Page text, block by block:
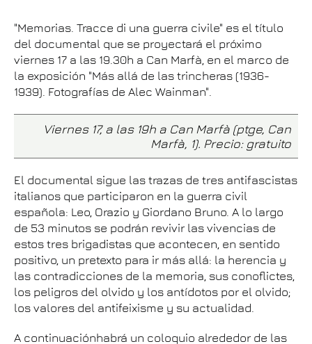
"Memorias. Tracce di una guerra civile" es el título
del documental que se proyectará el próximo
viernes 17 a las 19.30h a Can Marfà, en el marco de
la exposición "Más allá de las trincheras (1936-
1939). Fotografías de Alec Wainman".
Viernes 17, a las 19h a Can Marfà (ptge, Can
Marfà, 1). Precio: gratuito
El documental sigue las trazas de tres antifascistas
italianos que participaron en la guerra civil
española: Leo, Orazio y Giordano Bruno. A lo largo
de 53 minutos se podrán revivir las vivencias de
estos tres brigadistas que acontecen, en sentido
positivo, un pretexto para ir más allá: la herencia y
las contradicciones de la memoria, sus conoﬂictes,
los peligros del olvido y los antídotos por el olvido;
los valores del antifeixisme y su actualidad.
A continuaciónhabrá un coloquio alrededor de las